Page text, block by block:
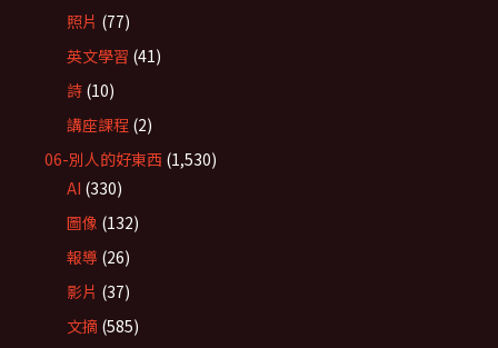
照片 (77)
英文學習 (41)
詩 (10)
講座課程 (2)
06-別人的好東西 (1,530)
AI (330)
圖像 (132)
報導 (26)
影片 (37)
文摘 (585)